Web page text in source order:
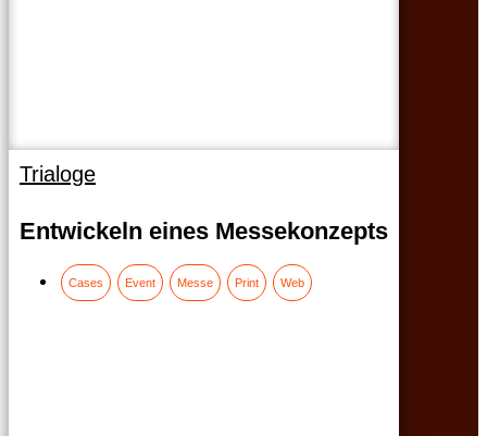
Trialoge
Entwickeln eines Messekonzepts
Cases Event Messe Print Web